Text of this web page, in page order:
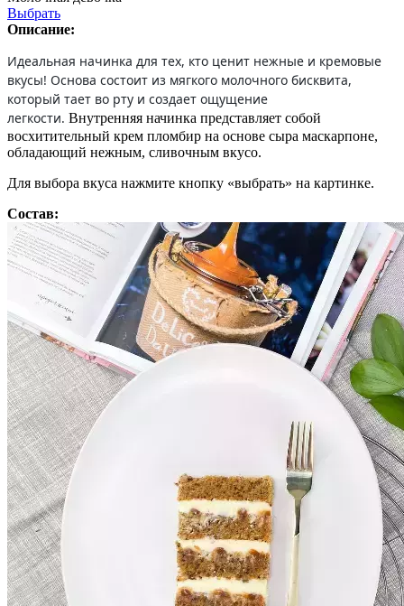
Выбрать
Описание:
Идеальная начинка для тех, кто ценит нежные и кремовые
вкусы! Основа состоит из мягкого молочного бисквита,
который тает во рту и создает ощущение
легкости. Внутренняя начинка представляет собой
восхитительный крем пломбир на основе сыра маскарпоне,
обладающий нежным, сливочным вкусо.
Для выбора вкуса нажмите кнопку «выбрать» на картинке.
Состав: